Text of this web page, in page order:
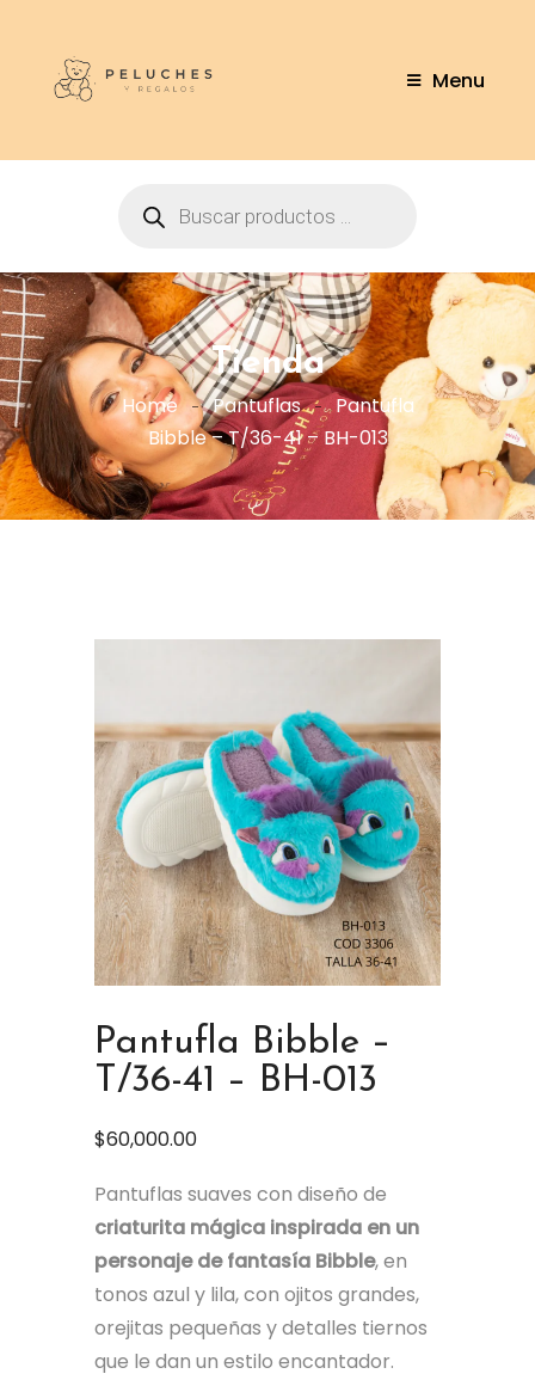
Menu
Tienda
Home Pantuflas
Pantufla
Bibble – T/36-41 – BH-013
Pantufla Bibble –
T/36-41 – BH-013
$60,000.00
Pantuflas suaves con diseño de
criaturita mágica inspirada en un
personaje de fantasía Bibble, en
tonos azul y lila, con ojitos grandes,
orejitas pequeñas y detalles tiernos
que le dan un estilo encantador.